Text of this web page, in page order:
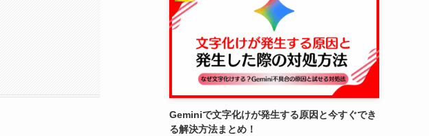
Geminiで文字化けが発生する原因と今すぐでき
る解決方法まとめ！